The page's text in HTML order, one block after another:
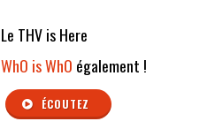
Le THV is Here
WhO is WhO également !
ÉCOUTEZ